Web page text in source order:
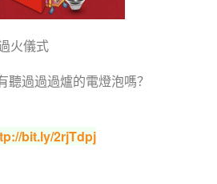
火儀式
過過過爐的電燈泡嗎？
bit.ly/2rjTdpj